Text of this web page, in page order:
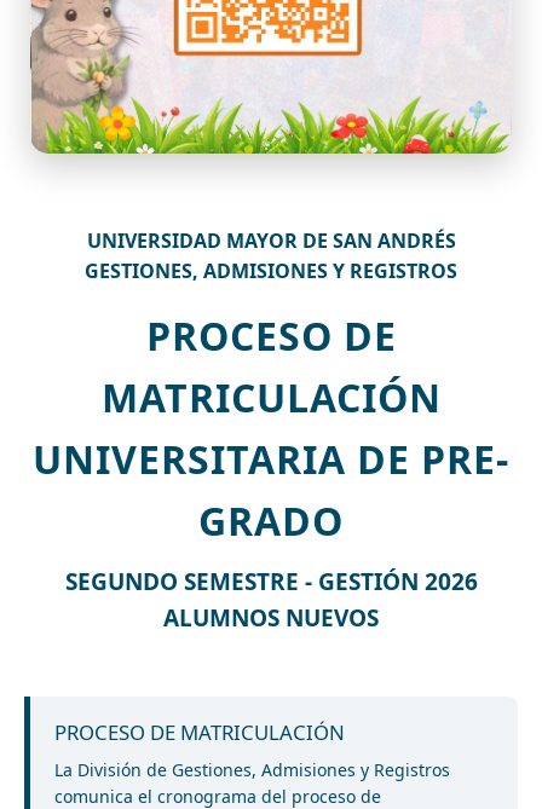
UNIVERSIDAD MAYOR DE SAN ANDRÉS
GESTIONES, ADMISIONES Y REGISTROS
PROCESO DE
MATRICULACIÓN
UNIVERSITARIA DE PRE-
GRADO
SEGUNDO SEMESTRE - GESTIÓN 2026
ALUMNOS NUEVOS
PROCESO DE MATRICULACIÓN
La División de Gestiones, Admisiones y Registros
comunica el cronograma del proceso de